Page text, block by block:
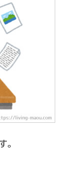
。